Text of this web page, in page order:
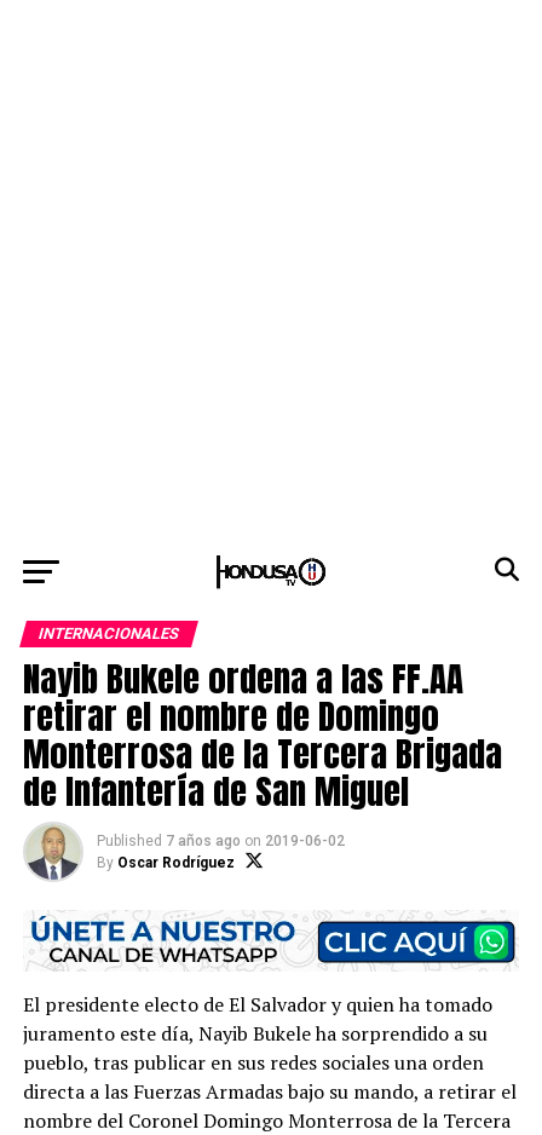
INTERNACIONALES
Nayib Bukele ordena a las FF.AA
retirar el nombre de Domingo
Monterrosa de la Tercera Brigada
de Infantería de San Miguel
Published 7 años ago on 2019-06-02
By Oscar Rodríguez
El presidente electo de El Salvador y quien ha tomado
juramento este día, Nayib Bukele ha sorprendido a su
pueblo, tras publicar en sus redes sociales una orden
directa a las Fuerzas Armadas bajo su mando, a retirar el
nombre del Coronel Domingo Monterrosa de la Tercera